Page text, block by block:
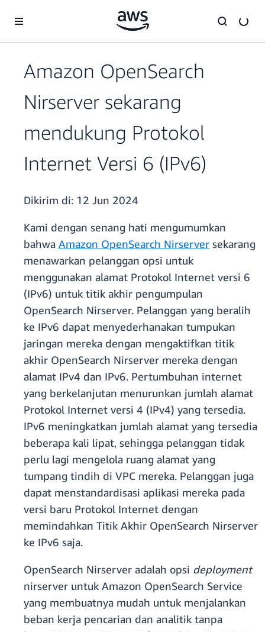
Amazon OpenSearch
Nirserver sekarang
mendukung Protokol
Internet Versi 6 (IPv6)
Dikirim di: 12 Jun 2024
Kami dengan senang hati mengumumkan
bahwa Amazon OpenSearch Nirserver sekarang
menawarkan pelanggan opsi untuk
menggunakan alamat Protokol Internet versi 6
(IPv6) untuk titik akhir pengumpulan
OpenSearch Nirserver. Pelanggan yang beralih
ke IPv6 dapat menyederhanakan tumpukan
jaringan mereka dengan mengaktifkan titik
akhir OpenSearch Nirserver mereka dengan
alamat IPv4 dan IPv6. Pertumbuhan internet
yang berkelanjutan menurunkan jumlah alamat
Protokol Internet versi 4 (IPv4) yang tersedia.
IPv6 meningkatkan jumlah alamat yang tersedia
beberapa kali lipat, sehingga pelanggan tidak
perlu lagi mengelola ruang alamat yang
tumpang tindih di VPC mereka. Pelanggan juga
dapat menstandardisasi aplikasi mereka pada
versi baru Protokol Internet dengan
memindahkan Titik Akhir OpenSearch Nirserver
ke IPv6 saja.
OpenSearch Nirserver adalah opsi deployment
nirserver untuk Amazon OpenSearch Service
yang membuatnya mudah untuk menjalankan
beban kerja pencarian dan analitik tanpa